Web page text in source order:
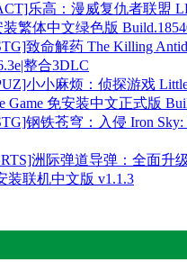
乐高：漫威复仇者联盟
装繁体中文绿色版
致命解药 The Killing
整合3DLC
小小麻烦：侦探游戏 Little
Game 免安装中文正式版
钢铁苍穹：入侵 Iron Sky:
洲际弹道导弹：全面升
装联机中文版 v1.1.3